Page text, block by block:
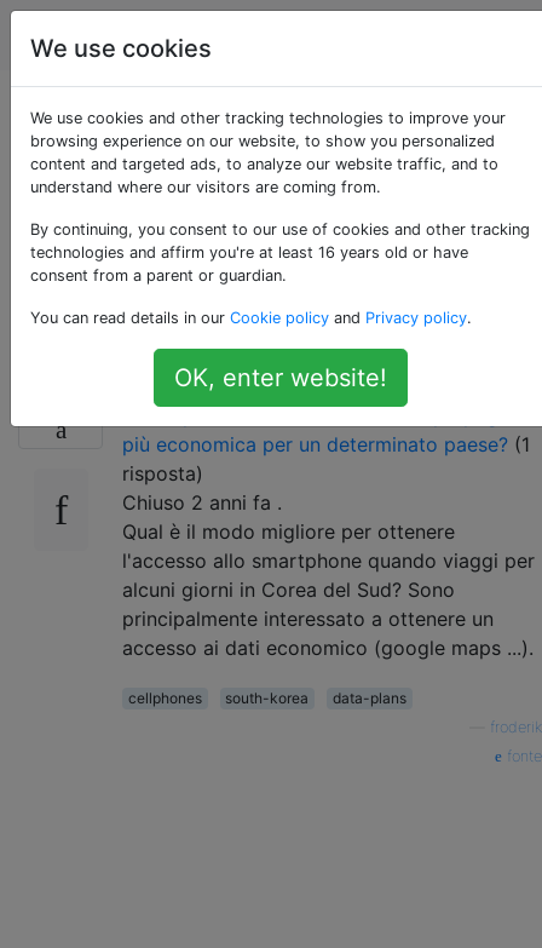
Viaggio
Il miglior piano dati
per smartphone in
Corea del Sud?
[duplicare]
Questa domanda ha già una risposta qui
Come posso trovare la carta SIM prepagata
più economica per un determinato paese? (1
risposta)
Chiuso 2 anni fa .
Qual è il modo migliore per ottenere
l'accesso allo smartphone quando viaggi per
alcuni giorni in Corea del Sud? Sono
principalmente interessato a ottenere un
accesso ai dati economico (google maps ...).
cellphones south-korea
data-plans
froderik
fonte
We use cookies
We use cookies and other tracking technologies to improve your
browsing experience on our website, to show you personalized
content and targeted ads, to analyze our website traffic, and to
understand where our visitors are coming from.
By continuing, you consent to our use of cookies and other tracking
technologies and affirm you're at least 16 years old or have
consent from a parent or guardian.
You can read details in our Cookie policy and Privacy policy.
OK, enter website!